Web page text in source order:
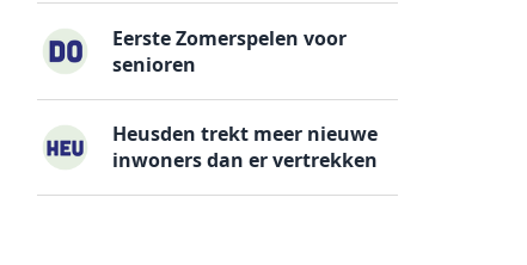
Eerste Zomerspelen voor
senioren
Heusden trekt meer nieuwe
inwoners dan er vertrekken